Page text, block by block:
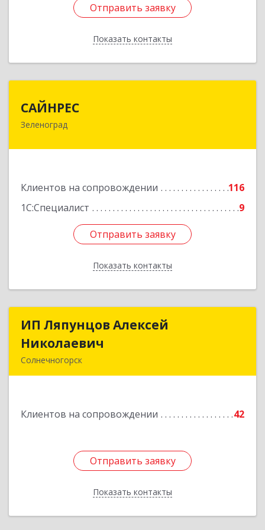
Отправить заявку
Показать контакты
Отправить заявку
Назад
САЙНРЕС
Зеленоград
Клиентов на сопровождении
116
1С:Специалист
9
Отправить заявку
Показать контакты
124365, Москва г, Зеленоград г, корпус 2307А,
Отправить заявку
Назад
ИП Ляпунцов Алексей
Николаевич
Солнечногорск
Клиентов на сопровождении 42
Отправить заявку
Показать контакты
ИП Ляпунцов Алексей
Отправить заявку
Назад